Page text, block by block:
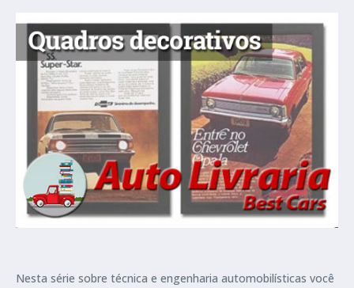
Nesta série sobre técnica e engenharia automobilísticas você